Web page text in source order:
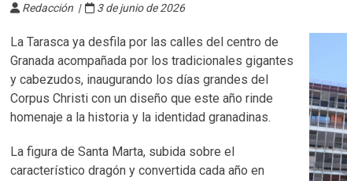
Redacción | 3 de junio de 2026
La Tarasca ya desfila por las calles del centro de
Granada acompañada por los tradicionales gigantes
y cabezudos, inaugurando los días grandes del
Corpus Christi con un diseño que este año rinde
homenaje a la historia y la identidad granadinas.
La figura de Santa Marta, subida sobre el
característico dragón y convertida cada año en